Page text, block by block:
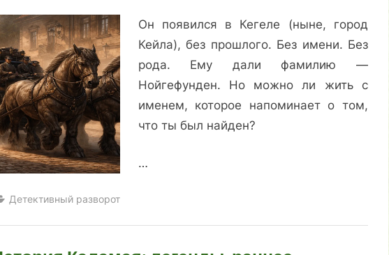
Он появился в Кегеле (ныне, город
Кейла), без прошлого. Без имени. Без
рода. Ему дали фамилию —
Нойгефунден. Но можно ли жить с
именем, которое напоминает о том,
что ты был найден?
…
Детективный разворот